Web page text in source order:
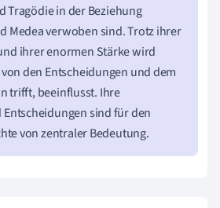
Tragödie in der Beziehung
Medea verwoben sind. Trotz ihrer
ihrer enormen Stärke wird
den Entscheidungen und dem
trifft, beeinflusst. Ihre
sind für den
von zentraler Bedeutung.